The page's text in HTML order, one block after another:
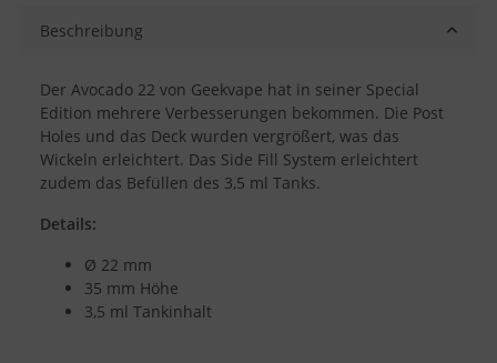
Beschreibung
Der Avocado 22 von Geekvape hat in seiner Special
Edition mehrere Verbesserungen bekommen. Die Post
Holes und das Deck wurden vergrößert, was das
Wickeln erleichtert. Das Side Fill System erleichtert
zudem das Befüllen des 3,5 ml Tanks.
Details:
Ø 22 mm
35 mm Höhe
3,5 ml Tankinhalt